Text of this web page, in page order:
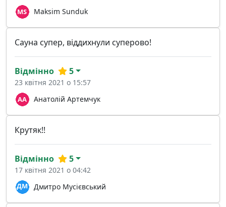
Maksim Sunduk
Сауна супер, віддихнули суперово!
Анатолiй Артемчук
Відмінно 5
23 квітня 2021 о 15:57
Крутяк!!
Дмитро Мусієвський
Відмінно 5
17 квітня 2021 о 04:42